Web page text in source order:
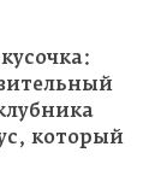
который